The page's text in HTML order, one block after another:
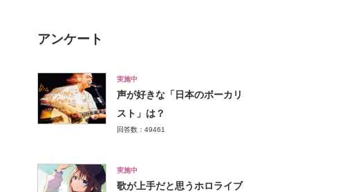
アンケート
実施中
声が好きな「日本のボーカリ
スト」は？
回答数：49461
実施中
歌が上手だと思うホロライブ